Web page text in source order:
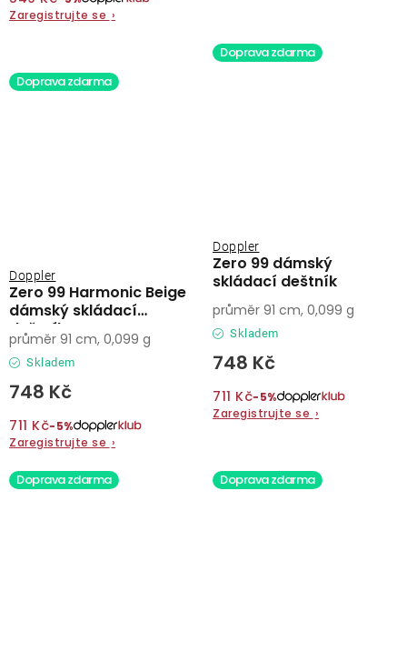
Zaregistrujte se ›
Doprava zdarma
Zero 99 Harmonic Beige
dámský skládací
deštník
Doppler
Skladem
748 Kč
711 Kč−5%
Zaregistrujte se ›
průměr 91 cm, 0,099 g
Doprava zdarma
Zero 99 dámský
skládací deštník
Doppler
Skladem
748 Kč
711 Kč−5%
Zaregistrujte se ›
průměr 91 cm, 0,099 g
Doprava zdarma Doprava zdarma